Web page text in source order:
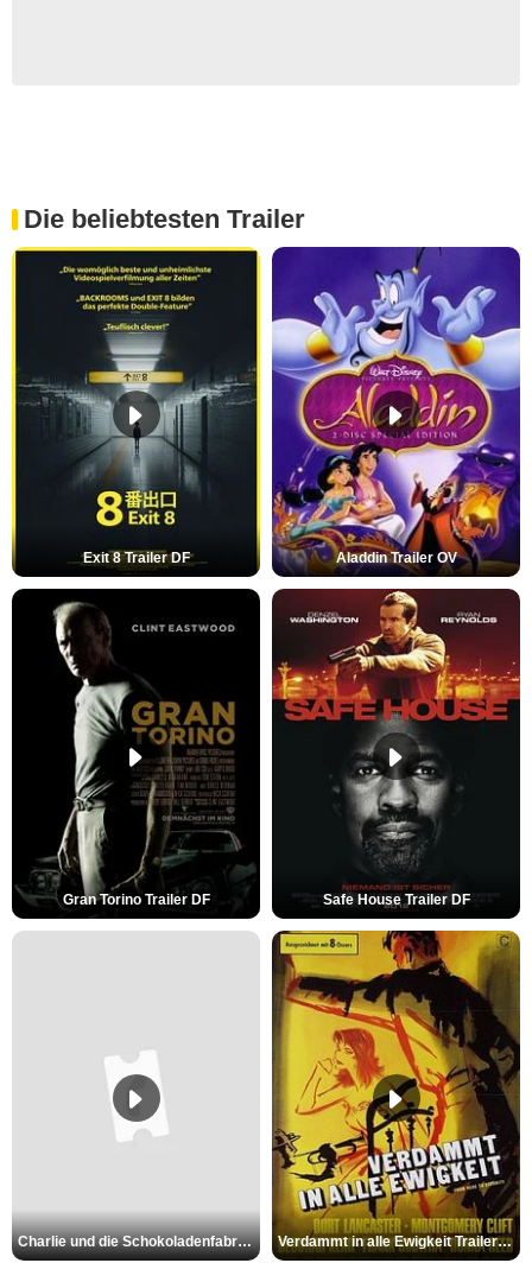
Die beliebtesten Trailer
Exit 8 Trailer DF Aladdin Trailer OV
Gran Torino Trailer DF Safe House Trailer DF
Charlie und die Schokoladenfabrik Trailer OV Verdammt in alle Ewigkeit Trailer OV